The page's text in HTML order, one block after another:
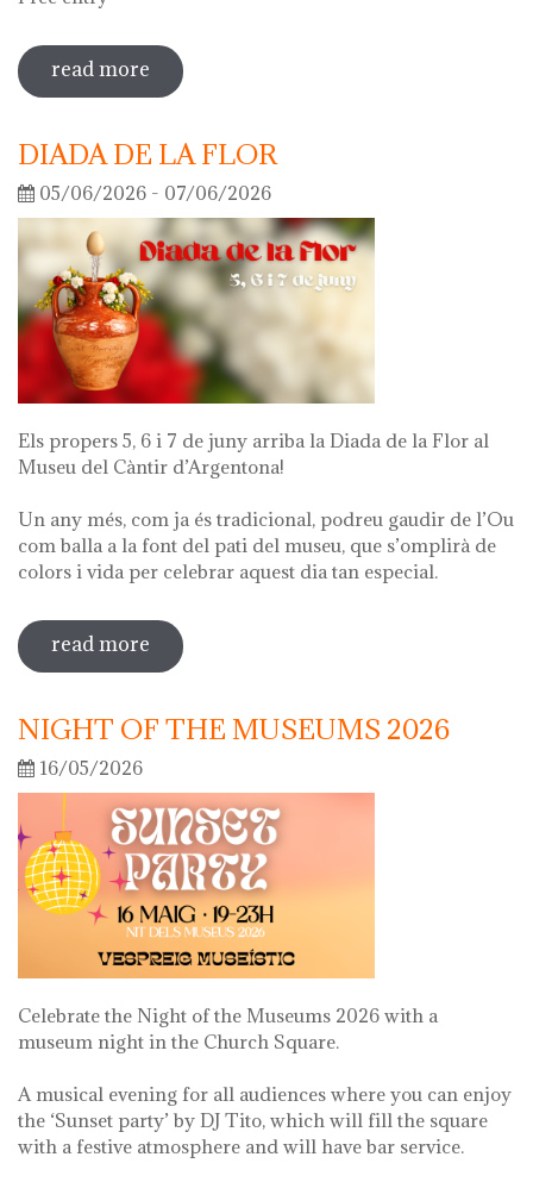
read more sobre guided tour of the exhibition
'what's left of me'
DIADA DE LA FLOR
05/06/2026 - 07/06/2026
Els propers 5, 6 i 7 de juny arriba la Diada de la Flor al
Museu del Càntir d’Argentona!
Un any més, com ja és tradicional, podreu gaudir de l’Ou
com balla a la font del pati del museu, que s’omplirà de
colors i vida per celebrar aquest dia tan especial.
read more sobre diada de la flor
NIGHT OF THE MUSEUMS 2026
16/05/2026
Celebrate the Night of the Museums 2026 with a
museum night in the Church Square.
A musical evening for all audiences where you can enjoy
the ‘Sunset party’ by DJ Tito, which will fill the square
with a festive atmosphere and will have bar service.